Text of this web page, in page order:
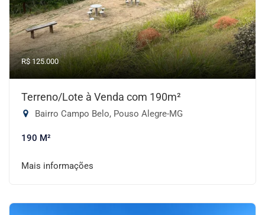
R$ 125.000
Terreno/Lote à Venda com 190m²
Bairro Campo Belo, Pouso Alegre-MG
190 M²
Mais informações